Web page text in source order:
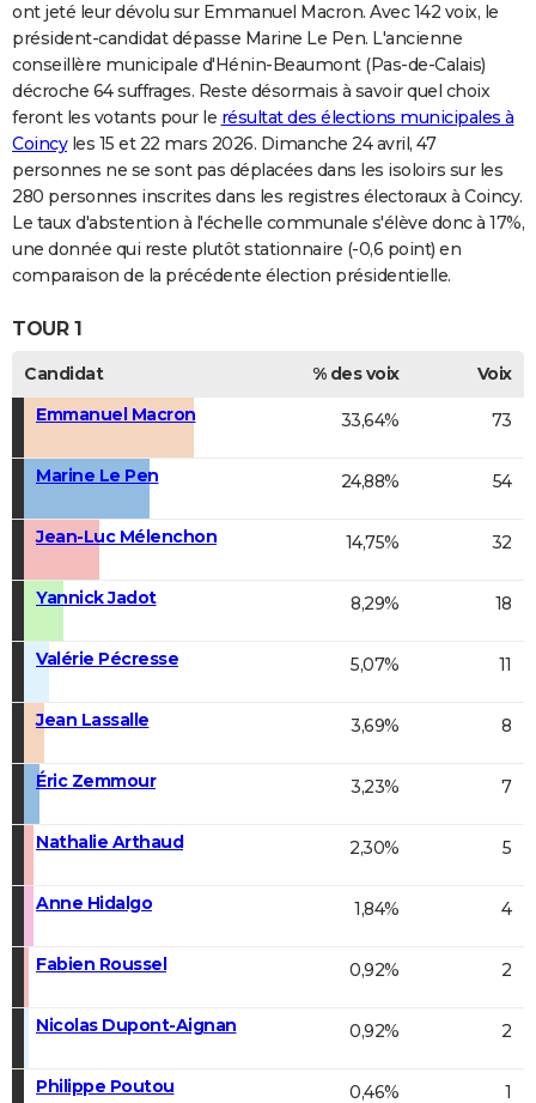
ont jeté leur dévolu sur Emmanuel Macron. Avec 142 voix, le
président-candidat dépasse Marine Le Pen. L'ancienne
conseillère municipale d'Hénin-Beaumont (Pas-de-Calais)
décroche 64 suffrages. Reste désormais à savoir quel choix
feront les votants pour le résultat des élections municipales à
Coincyles 15 et 22 mars 2026. Dimanche 24 avril, 47
personnes ne se sont pas déplacées dans les isoloirs sur les
280 personnes inscrites dans les registres électoraux à Coincy.
Le taux d'abstention à l'échelle communale s'élève donc à 17%,
une donnée qui reste plutôt stationnaire (-0,6 point) en
comparaison de la précédente élection présidentielle.
TOUR 1
Candidat % des voix
Voix
Emmanuel Macron
33,64% 73
Marine Le Pen 24,88% 54
Jean-Luc Mélenchon 14,75% 32
Yannick Jadot 8,29% 18
Valérie Pécresse 5,07% 11
Jean Lassalle 3,69% 8
Éric Zemmour 3,23% 7
Nathalie Arthaud 2,30% 5
Anne Hidalgo 1,84% 4
Fabien Roussel 0,92% 2
Nicolas Dupont-Aignan 0,92% 2
Philippe Poutou 0,46% 1